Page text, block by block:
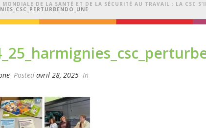
MONDIALE DE LA SANTÉ ET DE LA SÉCURITÉ AU TRAVAIL : LA CSC
Posted avril 28, 2025 In